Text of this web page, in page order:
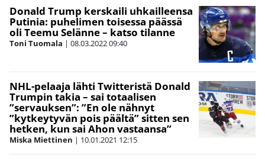
Donald Trump kerskaili uhkailleensa
Putinia: puhelimen toisessa päässä
oli Teemu Selänne – katso tilanne
Toni Tuomala | 08.03.202209:40
NHL-pelaaja lähti Twitteristä Donald
Trumpin takia – sai totaalisen
”servauksen”: ”En ole nähnyt
”kytkeytyvän pois päältä” sitten sen
hetken, kun sai Ahon vastaansa”
Miska Miettinen | 10.01.2021 12:15